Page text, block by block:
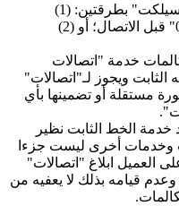
يمكن استخدام خدمة "اتصالات سيلكت" بطرقتين: (1)
استخدام رمز "اتصالات" "08877" قبل الاتصال؛ أو (2)
خدمة "اتصالات
ويجوز لـ"اتصالات"
مستقلة أو تضمينها بأي
خدمة الخط الثابت نظير
وخدمات أخرى ليست جزءا
العميل ابلاغ "اتصالات"
قيامه بذلك لا يعفيه من